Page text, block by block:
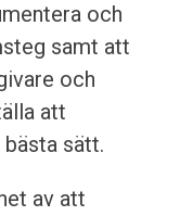
och
samt att
och
att
sätt.
av att